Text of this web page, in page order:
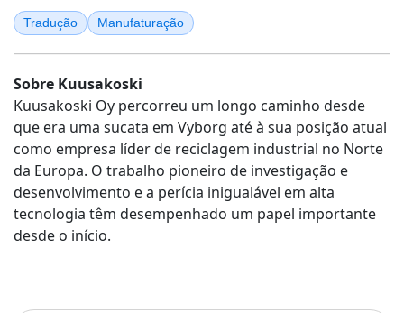
Serviços de Dados
Melhore a IA com dados confiáveis
Todas as soluções
Soluções por Indústria
Ciências da Vida
Conheça a Lia
Tradução com IA rápida, inteligente e escalável
Dominar a tradução com IA para marcas globais
Dicas para aumentar eficiência, escala e qualidade
Oportunidades para freelancers
Tradução Manufaturação
Sobre Kuusakoski
Kuusakoski Oy percorreu um longo caminho desde
que era uma sucata em Vyborg até à sua posição atual
como empresa líder de reciclagem industrial no Norte
da Europa. O trabalho pioneiro de investigação e
desenvolvimento e a perícia inigualável em alta
tecnologia têm desempenhado um papel importante
desde o início.